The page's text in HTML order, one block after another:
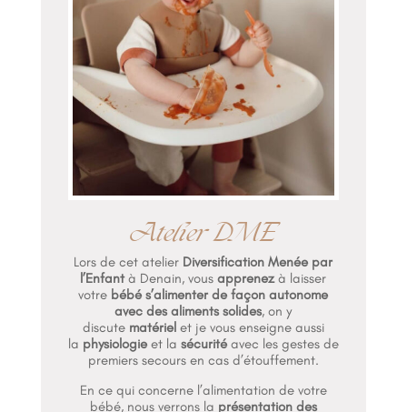
Atelier DME
Lors de cet atelier Diversification Menée par
l’Enfantà Denain, vousapprenezà laisser
votre bébé s’alimenter de façon autonome
avec des aliments solides, on y
discute matériel et je vous enseigne aussi
la physiologieet la sécuritéavec les gestes de
premiers secours en cas d’étouffement.
En ce qui concerne l’alimentation de votre
bébé, nous verrons la présentation des